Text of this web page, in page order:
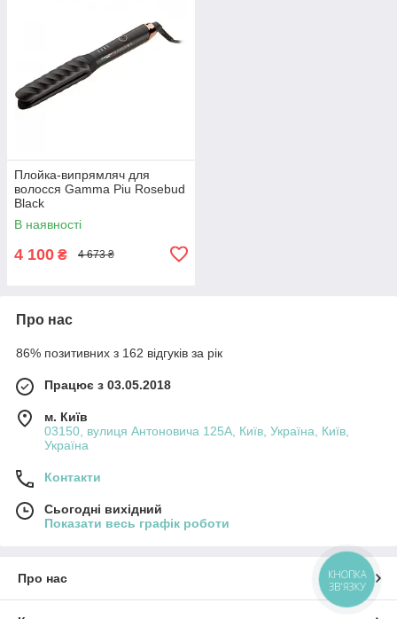
Плойка-випрямляч для
волосся Gamma Piu Rosebud
Black
В наявності
4 100 ₴ 4 673 ₴
Про нас
86% позитивних з 162 відгуків за рік
Працює з 03.05.2018
м. Київ
03150, вулиця Антоновича 125А, Київ, Україна, Київ,
Україна
Контакти
Сьогодні вихідний
Показати весь графік роботи
Про нас
КНОПКА
ЗВ'ЯЗКУ